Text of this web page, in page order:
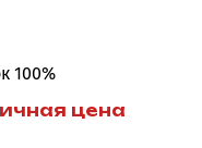
100%
цена